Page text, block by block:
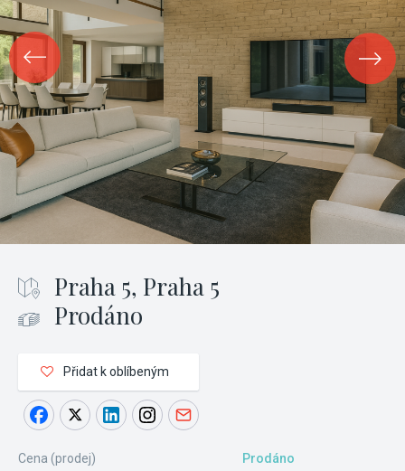
Praha 5, Praha 5
Prodáno
Přidat k oblíbeným
Cena (prodej) Prodáno